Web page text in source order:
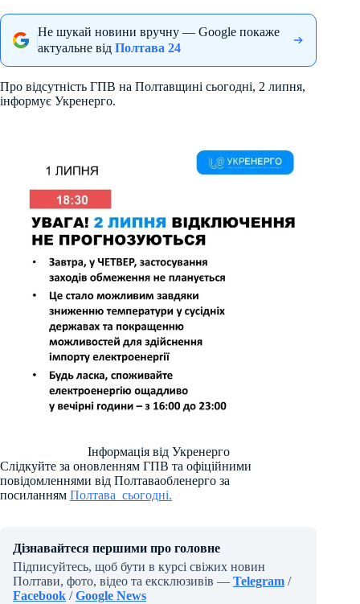
Не шукай новини вручну — Google покаже
актуальне від Полтава 24
Про відсутність ГПВ на Полтавщині сьогодні, 2 липня,
інформує Укренерго.
Інформація від Укренерго
Слідкуйте за оновленням ГПВ та офіційними
повідомленнями від Полтаваобленерго за
посиланням Полтава_сьогодні.
Дізнавайтеся першими про головне
Підписуйтесь, щоб бути в курсі свіжих новин
Полтави, фото, відео та ексклюзивів — Telegram /
Facebook /Google News